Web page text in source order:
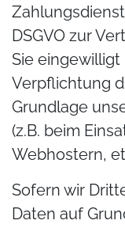
DSGVO zur
Sie
Verpflichtung
Grundlage
(z.B. beim
Webhostern,
Sofern wir
Daten auf